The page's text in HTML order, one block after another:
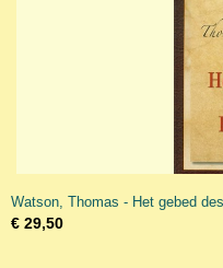
Watson, Thomas - Het gebed
€ 29,50